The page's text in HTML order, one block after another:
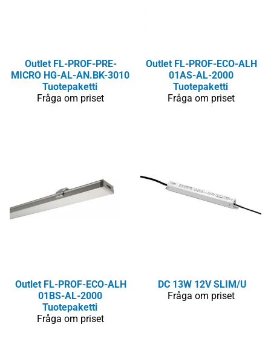
Outlet FL-PROF-PRE-
MICRO HG-AL-AN.BK-3010
Tuotepaketti
Fråga om priset
Outlet FL-PROF-ECO-ALH
01AS-AL-2000
Tuotepaketti
Fråga om priset
Outlet FL-PROF-ECO-ALH
01BS-AL-2000
Tuotepaketti
Fråga om priset
DC 13W 12V SLIM/U
Fråga om priset